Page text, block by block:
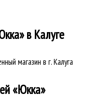
в Калуге
магазин в г. Калуга
«Юкка»